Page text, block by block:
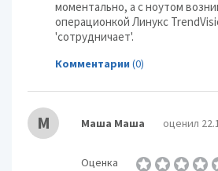
моментально, а с ноутом
операционкой Линукс
'сотрудничает'.
Комментарии (0)
М Маша Маша оценил
Оценка